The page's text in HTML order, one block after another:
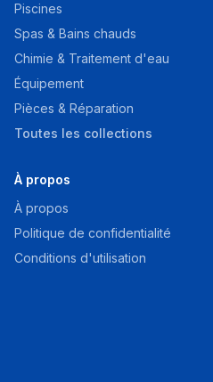
Piscines
Spas & Bains chauds
Chimie & Traitement d'eau
Équipement
Pièces & Réparation
Toutes les collections
À propos
À propos
Politique de confidentialité
Conditions d'utilisation